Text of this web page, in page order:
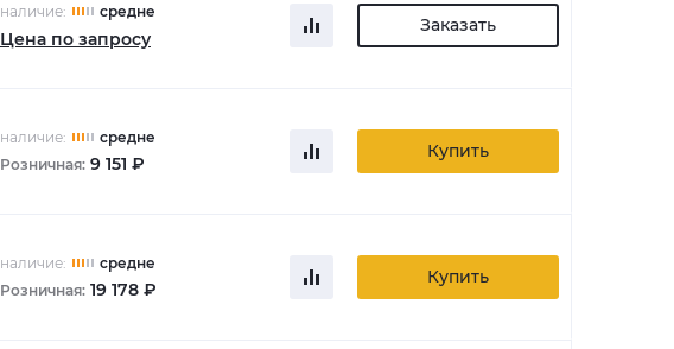
наличие: средне
Цена по запросу
Заказать
наличие:
средне
Розничная: 9 151 ₽
Купить
наличие:
средне
Розничная: 19 178 ₽
Купить